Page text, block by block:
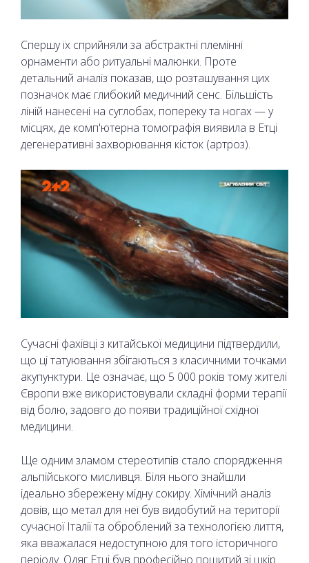
Спершу їх сприйняли за абстрактні племінні
орнаменти або ритуальні малюнки. Проте
детальний аналіз показав, що розташування цих
позначок має глибокий медичний сенс. Більшість
ліній нанесені на суглобах, попереку та ногах — у
місцях, де комп'ютерна томографія виявила в Етці
дегенеративні захворювання кісток (артроз).
Сучасні фахівці з китайської медицини підтвердили,
що ці татуювання збігаються з класичними точками
акупунктури. Це означає, що 5 000 років тому жителі
Європи вже використовували складні форми терапії
від болю, задовго до появи традиційної східної
медицини.
Ще одним зламом стереотипів стало спорядження
альпійського мисливця. Біля нього знайшли
ідеально збережену мідну сокиру. Хімічний аналіз
довів, що метал для неї був видобутий на території
сучасної Італії та оброблений за технологією лиття,
яка вважалася недоступною для того історичного
періоду. Одяг Етці був професійно пошитий зі шкір